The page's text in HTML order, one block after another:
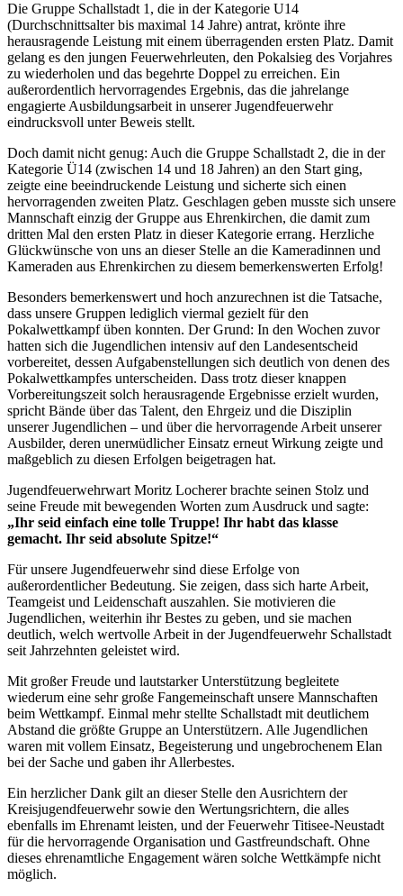
Die Gruppe Schallstadt 1, die in der Kategorie U14
(Durchschnittsalter bis maximal 14 Jahre) antrat, krönte ihre
herausragende Leistung mit einem überragenden ersten Platz. Damit
gelang es den jungen Feuerwehrleuten, den Pokalsieg des Vorjahres
zu wiederholen und das begehrte Doppel zu erreichen. Ein
außerordentlich hervorragendes Ergebnis, das die jahrelange
engagierte Ausbildungsarbeit in unserer Jugendfeuerwehr
eindrucksvoll unter Beweis stellt.
Doch damit nicht genug: Auch die Gruppe Schallstadt 2, die in der
Kategorie Ü14 (zwischen 14 und 18 Jahren) an den Start ging,
zeigte eine beeindruckende Leistung und sicherte sich einen
hervorragenden zweiten Platz. Geschlagen geben musste sich unsere
Mannschaft einzig der Gruppe aus Ehrenkirchen, die damit zum
dritten Mal den ersten Platz in dieser Kategorie errang. Herzliche
Glückwünsche von uns an dieser Stelle an die Kameradinnen und
Kameraden aus Ehrenkirchen zu diesem bemerkenswerten Erfolg!
Besonders bemerkenswert und hoch anzurechnen ist die Tatsache,
dass unsere Gruppen lediglich viermal gezielt für den
Pokalwettkampf üben konnten. Der Grund: In den Wochen zuvor
hatten sich die Jugendlichen intensiv auf den Landesentscheid
vorbereitet, dessen Aufgabenstellungen sich deutlich von denen des
Pokalwettkampfes unterscheiden. Dass trotz dieser knappen
Vorbereitungszeit solch herausragende Ergebnisse erzielt wurden,
spricht Bände über das Talent, den Ehrgeiz und die Disziplin
unserer Jugendlichen – und über die hervorragende Arbeit unserer
Ausbilder, deren unerмüdlicher Einsatz erneut Wirkung zeigte und
maßgeblich zu diesen Erfolgen beigetragen hat.
Jugendfeuerwehrwart Moritz Locherer brachte seinen Stolz und
seine Freude mit bewegenden Worten zum Ausdruck und sagte:
„Ihr seid einfach eine tolle Truppe! Ihr habt das klasse
gemacht. Ihr seid absolute Spitze!“
Für unsere Jugendfeuerwehr sind diese Erfolge von
außerordentlicher Bedeutung. Sie zeigen, dass sich harte Arbeit,
Teamgeist und Leidenschaft auszahlen. Sie motivieren die
Jugendlichen, weiterhin ihr Bestes zu geben, und sie machen
deutlich, welch wertvolle Arbeit in der Jugendfeuerwehr Schallstadt
seit Jahrzehnten geleistet wird.
Mit großer Freude und lautstarker Unterstützung begleitete
wiederum eine sehr große Fangemeinschaft unsere Mannschaften
beim Wettkampf. Einmal mehr stellte Schallstadt mit deutlichem
Abstand die größte Gruppe an Unterstützern. Alle Jugendlichen
waren mit vollem Einsatz, Begeisterung und ungebrochenem Elan
bei der Sache und gaben ihr Allerbestes.
Ein herzlicher Dank gilt an dieser Stelle den Ausrichtern der
Kreisjugendfeuerwehr sowie den Wertungsrichtern, die alles
ebenfalls im Ehrenamt leisten, und der Feuerwehr Titisee-Neustadt
für die hervorragende Organisation und Gastfreundschaft. Ohne
dieses ehrenamtliche Engagement wären solche Wettkämpfe nicht
möglich.